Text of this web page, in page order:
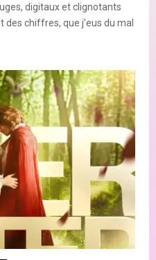
digitaux et clignotants
des chiffres, que j’eus du mal